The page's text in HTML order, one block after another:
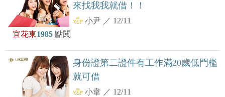
來找我我就借！！
小尹 ／ 12/11
宜花東1985 點閱
身份證第二證件有工作滿20歲低門檻
就可借
小韋 ／ 12/11